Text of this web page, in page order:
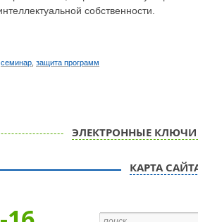
собственности.
семинар защита программ
ЭЛЕКТРОННЫЕ КЛЮЧИ
КАРТА